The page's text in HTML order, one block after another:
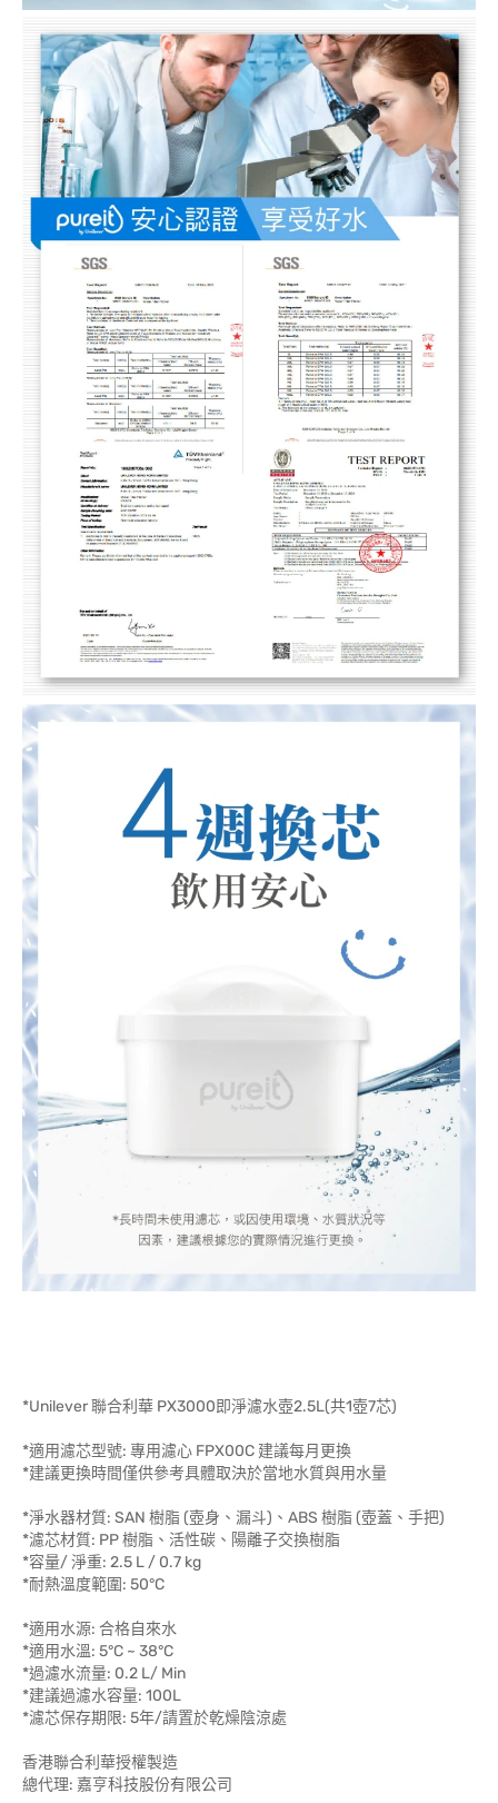
*Unilever 聯合利華 PX3000即淨濾水壺2.5L(共1壺7芯)
*適用濾芯型號: 專用濾心 FPX00C 建議每月更換
*建議更換時間僅供參考具體取決於當地水質與用水量
*淨水器材質: SAN 樹脂 (壺身、漏斗)、ABS 樹脂 (壺蓋、手把)
*濾芯材質: PP 樹脂、活性碳、陽離子交換樹脂
*容量/ 淨重: 2.5 L / 0.7 kg
*耐熱溫度範圍: 50°C
*適用水源: 合格自來水
*適用水溫: 5°C ~ 38°C
*過濾水流量: 0.2 L/ Min
*建議過濾水容量: 100L
*濾芯保存期限: 5年/請置於乾燥陰涼處
香港聯合利華授權製造
總代理: 嘉亨科技股份有限公司